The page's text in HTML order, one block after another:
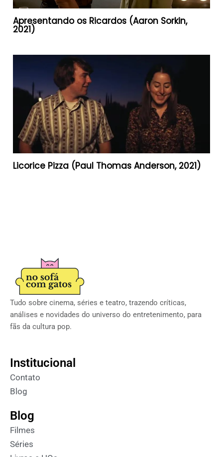
Apresentando os Ricardos (Aaron Sorkin,
2021)
Licorice Pizza (Paul Thomas Anderson, 2021)
Tudo sobre cinema, séries e teatro, trazendo críticas,
análises e novidades do universo do entretenimento, para
fãs da cultura pop.
Institucional
Contato
Blog
Blog
Filmes
Séries